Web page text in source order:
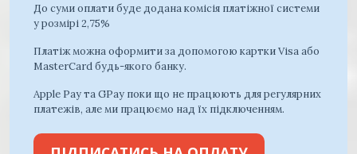
До суми оплати буде додана комісія платіжної системи
у розмірі 2,75%
Платіж можна оформити за допомогою картки Visa або
MasterCard будь-якого банку.
Apple Pay та GPay поки що не працюють для регулярних
платежів, але ми працюємо над їх підключенням.